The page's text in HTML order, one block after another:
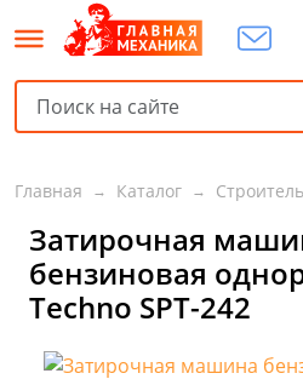
Главная Каталог
Затирочная
бензиновая
Techno SPT-242